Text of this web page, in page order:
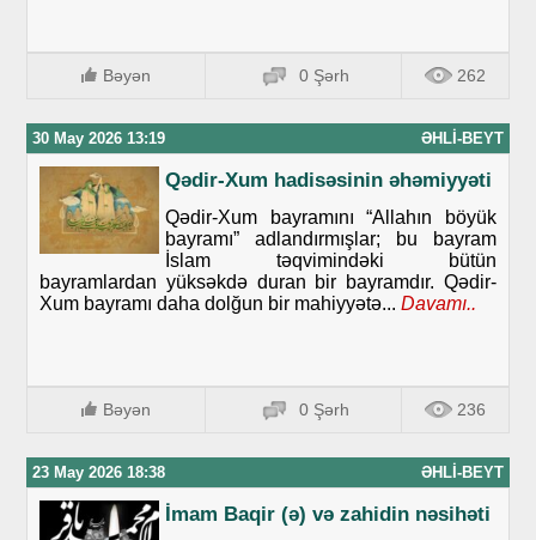
Bəyən 0 Şərh 262
30 May 2026 13:19 ƏHLI-BEYT
Qədir-Xum hadisəsinin əhəmiyyəti
Qədir-Xum bayramını “Allahın böyük
bayramı” adlandırmışlar; bu bayram
İslam təqvimindəki bütün
bayramlardan yüksəkdə duran bir bayramdır. Qədir-
Xum bayramı daha dolğun bir mahiyyətə... Davamı..
Bəyən 0 Şərh 236
23 May 2026 18:38 ƏHLI-BEYT
İmam Baqir (ə) və zahidin nəsihəti